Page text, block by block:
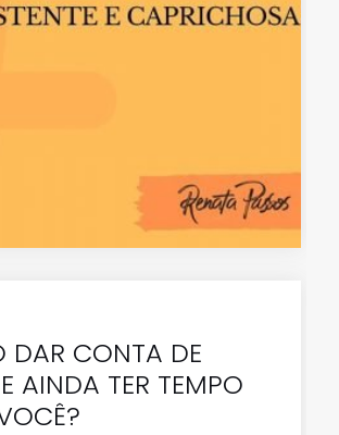
DAR CONTA DE
AINDA TER TEMPO